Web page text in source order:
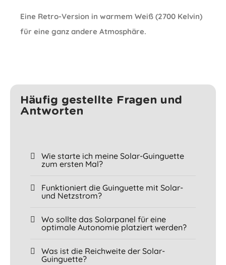
Eine Retro-Version in warmem Weiß (2700 Kelvin)
für eine ganz andere Atmosphäre.
Häufig gestellte Fragen und
Antworten
Wie starte ich meine Solar-Guinguette
zum ersten Mal?
Funktioniert die Guinguette mit Solar-
und Netzstrom?
Wo sollte das Solarpanel für eine
optimale Autonomie platziert werden?
Was ist die Reichweite der Solar-
Guinguette?